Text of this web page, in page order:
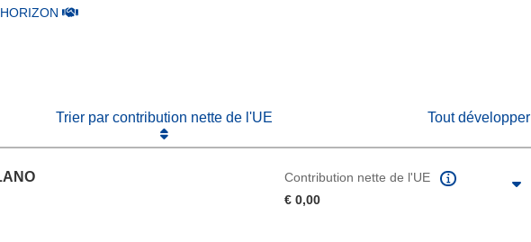
(s’ouvre dans une nouvelle fenêtre)
Trier par contribution nette de l'UE Tout développer
Contribution nette de l'UE
€ 0,00